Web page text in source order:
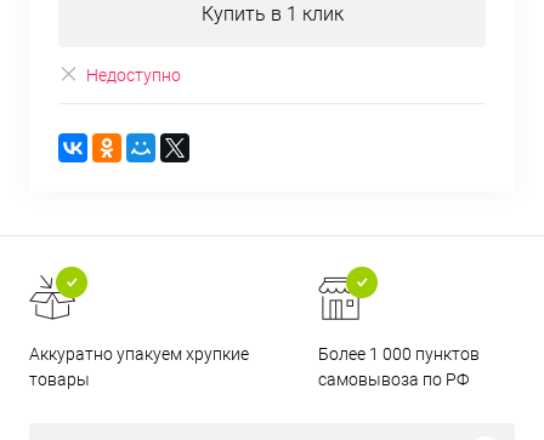
Купить в 1 клик
Недоступно
Аккуратно упакуем хрупкие
товары
Более 1 000 пунктов
самовывоза по РФ